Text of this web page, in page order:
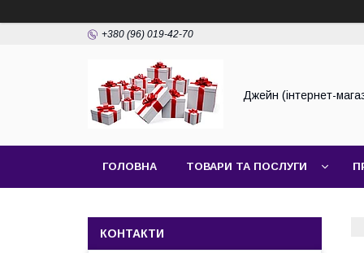
+380 (96) 019-42-70
Джейн (інтернет-
ГОЛОВНА ТОВАРИ ТА ПОСЛУГИ
КОНТАКТИ